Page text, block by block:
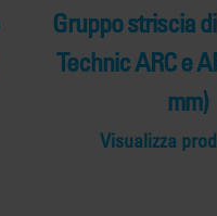
Gruppo striscia
Technic ARC e
mm)
Visualizza